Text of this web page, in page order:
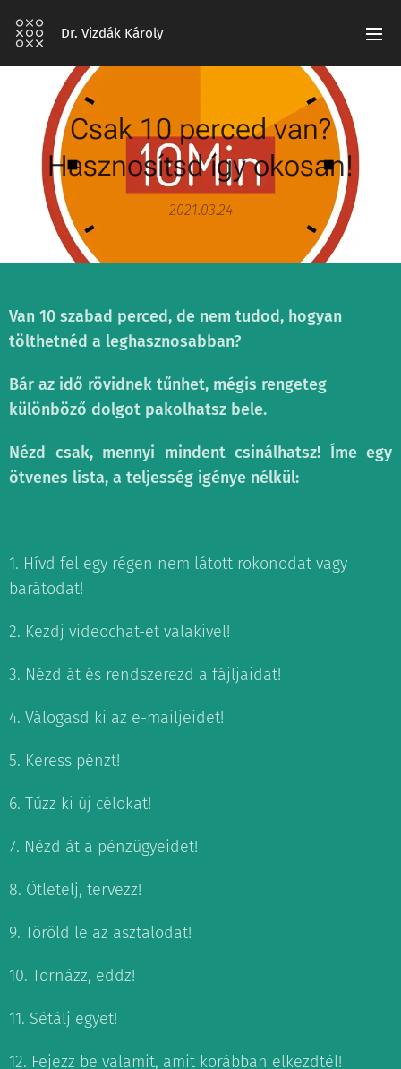
Dr. Vizdák Károly
Csak 10 perced van?
Hasznosítsd így okosan!
2021.03.24
Van 10 szabad perced, de nem tudod, hogyan
tölthetnéd a leghasznosabban?
Bár az idő rövidnek tűnhet, mégis rengeteg
különböző dolgot pakolhatsz bele.
Nézd csak, mennyi mindent csinálhatsz! Íme egy
ötvenes lista, a teljesség igénye nélkül:
1. Hívd fel egy régen nem látott rokonodat vagy
barátodat!
2. Kezdj videochat-et valakivel!
3. Nézd át és rendszerezd a fájljaidat!
4. Válogasd ki az e-mailjeidet!
5. Keress pénzt!
6. Tűzz ki új célokat!
7. Nézd át a pénzügyeidet!
8. Ötletelj, tervezz!
9. Töröld le az asztalodat!
10. Tornázz, eddz!
11. Sétálj egyet!
12. Fejezz be valamit, amit korábban elkezdtél!